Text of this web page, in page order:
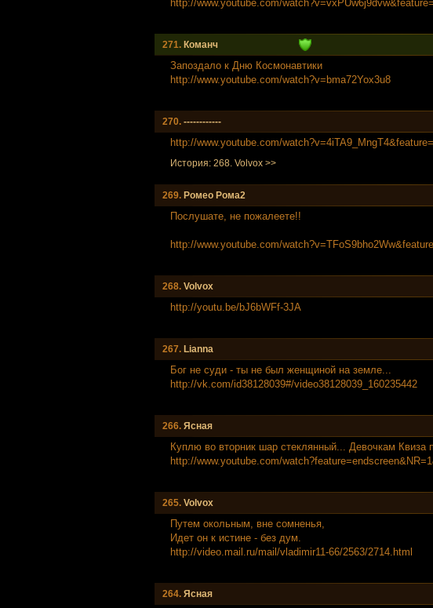
http://www.youtube.com/watch?v=vxPUw6j9dvw&fea
271. Команч
Запоздало к Дню Космонавтики
http://www.youtube.com/watch?v=bma72Yox3u8
270. ------------
http://www.youtube.com/watch?v=4iTA9_MngT4&fea
История: 268. Volvox >>
269. Ромео Рома2
Послушате, не пожалеете!!
http://www.youtube.com/watch?v=TFoS9bho2Ww&fea
268. Volvox
http://youtu.be/bJ6bWFf-3JA
267. Lianna
Бог не суди - ты не был женщиной на земле...
http://vk.com/id38128039#/video38128039_160235442
266. Ясная
Куплю во вторник шар стеклянный... Девочкам Квиза
http://www.youtube.com/watch?feature=endscreen
265. Volvox
Путем окольным, вне сомненья,
Идет он к истине - без дум.
http://video.mail.ru/mail/vladimir11-66/2563/2714.html
264. Ясная